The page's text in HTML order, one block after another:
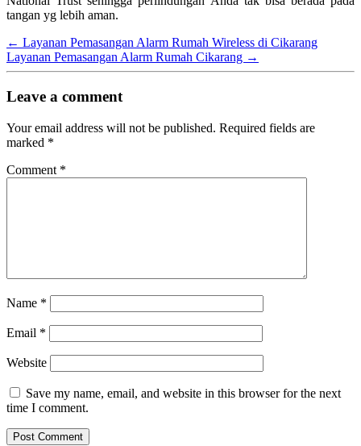
tangan yg lebih aman.
← Layanan Pemasangan Alarm Rumah Wireless di Cikarang
Layanan Pemasangan Alarm Rumah Cikarang →
Leave a comment
Your email address will not be published. Required fields are
marked *
Comment *
Name *
Email *
Website
Save my name, email, and website in this browser for the next
time I comment.